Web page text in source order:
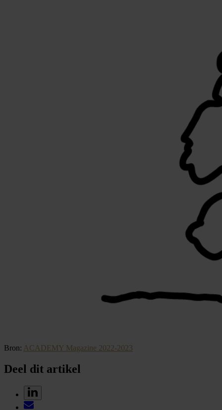
Bron: ACADEMY Magazine 2022-2023
Deel dit artikel